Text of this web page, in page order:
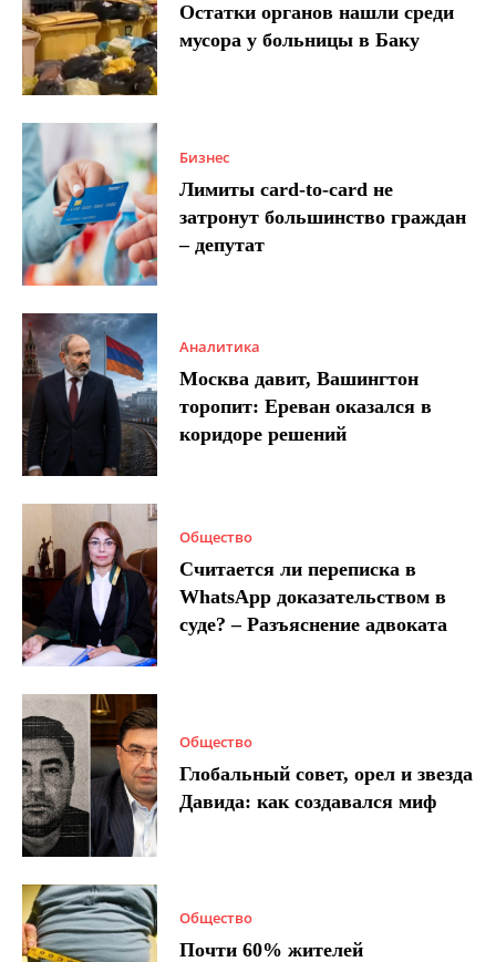
Остатки органов нашли среди
мусора у больницы в Баку
Бизнес
Лимиты card-to-card не
затронут большинство граждан
– депутат
Аналитика
Москва давит, Вашингтон
торопит: Ереван оказался в
коридоре решений
Общество
Считается ли переписка в
WhatsApp доказательством в
суде? – Разъяснение адвоката
Общество
Глобальный совет, орел и звезда
Давида: как создавался миф
Общество
Почти 60% жителей